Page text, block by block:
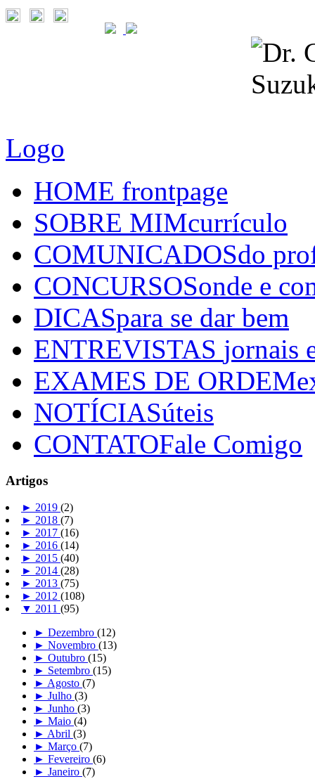
Logo
HOME frontpage
SOBRE MIMcurrículo
COMUNICADOSdo
CONCURSOSonde e
DICASpara se dar bem
ENTREVISTAS jornais
EXAMES DE ORDEM
NOTÍCIASúteis
CONTATOFale Comigo
Artigos
► 2019 (2)
► 2018 (7)
► 2017 (16)
► 2016 (14)
► 2015 (40)
► 2014 (28)
► 2013 (75)
► 2012 (108)
▼ 2011 (95)
► Dezembro (12)
► Novembro (13)
► Outubro (15)
► Setembro (15)
► Agosto (7)
► Julho (3)
► Junho (3)
► Maio (4)
► Abril (3)
► Março (7)
► Fevereiro (6)
► Janeiro (7)